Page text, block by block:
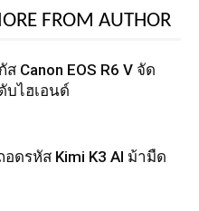
FROM AUTHOR
Canon EOS R6 V จัด
บไฮเอนด์
ดรหัส Kimi K3 AI ม้ามืด